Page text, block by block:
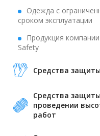
Одежда с
сроком эксплуатации
Продукция
Safety
Средства
Средства
проведении
работ